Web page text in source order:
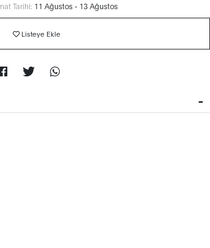
Tarihi: 11 Ağustos - 13 Ağustos
Listeye Ekle